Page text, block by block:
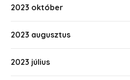
2023 október
2023 augusztus
2023 július